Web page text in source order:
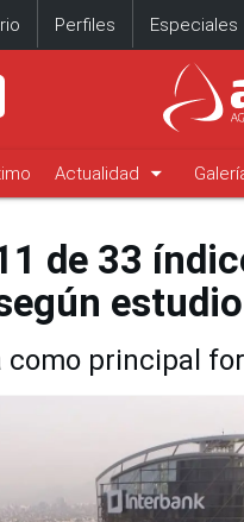
Perfiles Especiales
Actualidad arrow_drop_down
de 33
estudio
como principal